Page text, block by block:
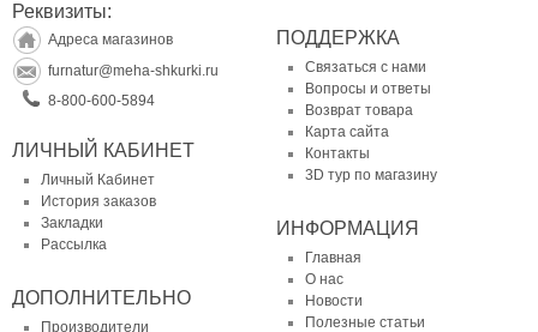
Реквизиты:
Адреса магазинов
furnatur@meha-shkurki.ru
8-800-600-5894
ЛИЧНЫЙ КАБИНЕТ
Личный Кабинет
История заказов
Закладки
Рассылка
ДОПОЛНИТЕЛЬНО
Производители
ПОДДЕРЖКА
Связаться с нами
Вопросы и ответы
Возврат товара
Карта сайта
Контакты
3D тур по магазину
ИНФОРМАЦИЯ
Главная
О нас
Новости
Полезные статьи